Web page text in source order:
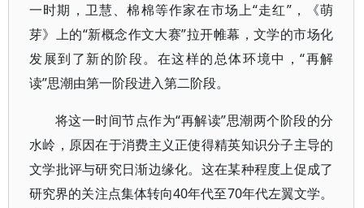
一时期，卫慧、棉棉等作家在市场上“走红”，《萌
芽》上的“新概念作文大赛”拉开帷幕，文学的市场化
发展到了新的阶段。在这样的总体环境中，“再解
读”思潮由第一阶段进入第二阶段。
将这一时间节点作为“再解读”思潮两个阶段的分
水岭，原因在于消费主义正使得精英知识分子主导的
文学批评与研究日渐边缘化。这在某种程度上促成了
研究界的关注点集体转向40年代至70年代左翼文学。